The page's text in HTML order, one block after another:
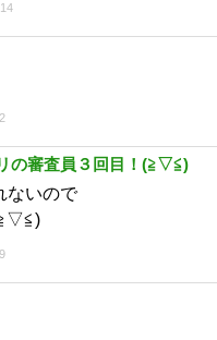
の審査員３回目！(⁠≧⁠▽⁠≦⁠)
ないので